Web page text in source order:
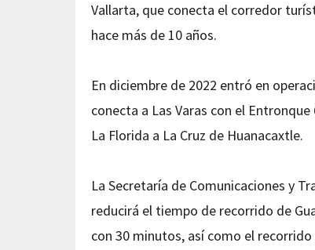
Vallarta, que conecta el corredor
hace más de 10 años.
En diciembre de 2022 entró en
conecta a Las Varas con el
La Florida a La Cruz de Huanacaxtle.
La Secretaría de Comunicaciones y
reducirá el tiempo de recorrido de
con 30 minutos, así como el